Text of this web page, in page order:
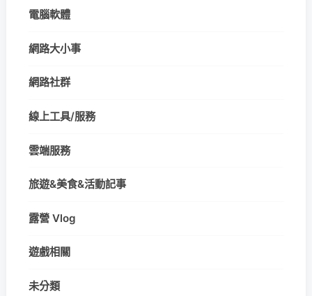
電腦軟體
網路大小事
網路社群
線上工具/服務
雲端服務
旅遊&美食&活動記事
露營 Vlog
遊戲相關
未分類